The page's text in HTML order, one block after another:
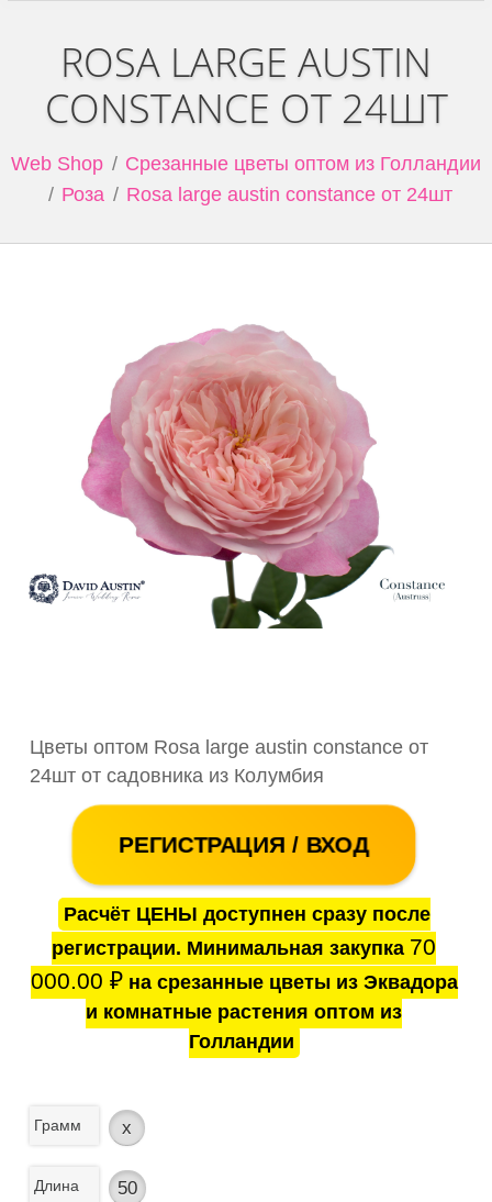
ROSA LARGE AUSTIN
CONSTANCE ОТ 24ШТ
Web Shop
Срезанные цветы оптом из Голландии
Роза
Rosa large austin constance от 24шт
Цветы оптом Rosa large austin constance от
24шт от садовника из Колумбия
РЕГИСТРАЦИЯ / ВХОД
Расчёт ЦЕНЫ доступнен сразу после
регистрации. Минимальная закупка 70
000.00 ₽на срезанные цветы из Эквадора
и комнатные растения оптом из
Голландии
Грамм x
Длина 50